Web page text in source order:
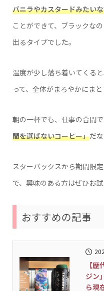
バニラやカスタードみたい
ことができて、ブラックな
出るタイプでした。
温度が少し落ち着いてくる
って、全体がまろやかにまと
朝の一杯でも、仕事の合間
間を選ばないコーヒー」だ
スターバックスから期間限
で、興味のある方はぜひお
おすすめの記事
【
ジン
ら現